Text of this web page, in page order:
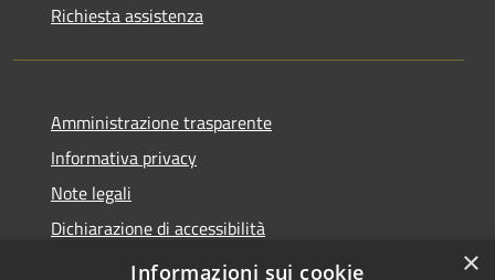
Richiesta assistenza
Amministrazione trasparente
Informativa privacy
Note legali
Dichiarazione di accessibilità
Whistleblowing-segnalazione illeciti
×
Informazioni sui cookie